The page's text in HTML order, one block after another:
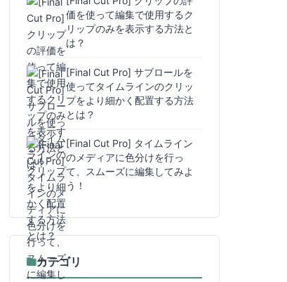
価を使って編集で使用するク
リップのみを表示する方法と
は？
[Final Cut Pro] サブロールを
使ってタイムラインのクリッ
プをより細かく配置する方法
とは？
[Final Cut Pro] タイムライン
のメディアに色分けを行っ
て、スムーズに編集してみよ
う！
カテゴリ